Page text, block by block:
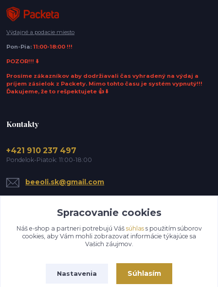
Výdajné a podacie miesto
Pon-Pia:11:00-18:00 !!!
POZOR!!! ⬇️
Prosíme zákazníkov aby dodržiavali čas vyhradený na výdaj a
príjem zásielok z Packety. Mimo tohto času je systém vypnutý!!!
Ďakujeme, že to rešpektujete 👍 ⬇️
Kontakty
+421 910 237 497
Pondelok-Piatok: 11:00-18:00
beeoli.sk@gmail.com
© 2026 Bee-Oli. Všetky práva vyhradené.
Spracovanie cookies
Náš e-shop a partneri potrebujú Váš súhlass použitím súborov
cookies, aby Vám mohli zobrazovať informácie týkajúce sa
Vašich záujmov.
Nastavenia Súhlasím